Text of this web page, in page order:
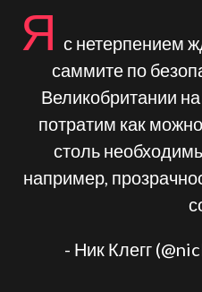
Я с нетерпением
саммите по
Великобритании
потратим как
столь
например,
- Ник Клегг